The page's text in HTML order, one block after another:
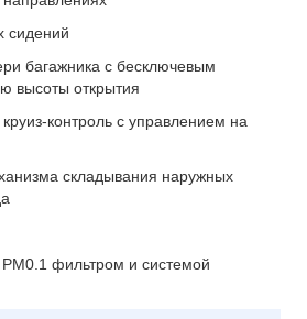
сидений
багажника с бесключевым
высоты открытия
контроль с управлением на
складывания наружных
PM0.1 фильтром и системой